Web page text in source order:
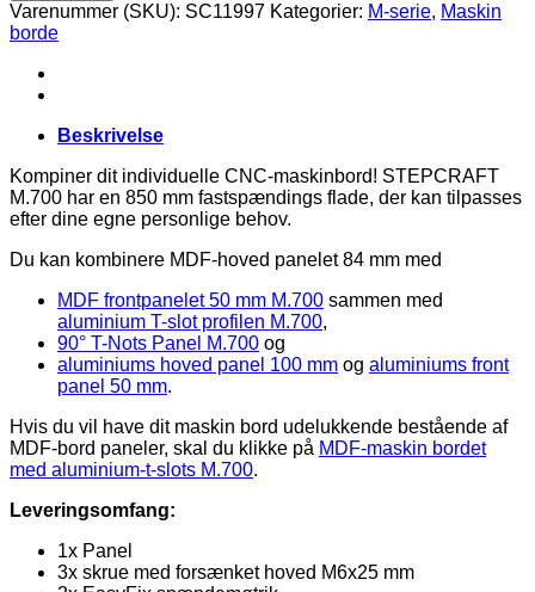
84
mm
M.700
antal
Varenummer (SKU): SC11997 Kategorier: M-serie, Maskin
borde
Beskrivelse
Kompiner dit individuelle CNC-maskinbord! STEPCRAFT
M.700 har en 850 mm fastspændings flade, der kan tilpasses
efter dine egne personlige behov.
Du kan kombinere MDF-hoved panelet 84 mm med
MDF frontpanelet 50 mm M.700 sammen med
aluminium T-slot profilen M.700,
90° T-Nots Panel M.700 og
aluminiums hoved panel 100 mm og aluminiums front
panel 50 mm.
Hvis du vil have dit maskin bord udelukkende bestående af
MDF-bord paneler, skal du klikke på MDF-maskin bordet
med aluminium-t-slots M.700.
Leveringsomfang:
1x Panel
3x skrue med forsænket hoved M6x25 mm